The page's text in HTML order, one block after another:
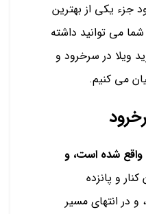
جزء یکی از بهترین
می توانید داشته
ویلا در سرخرود و
می کنیم.
واقع شده است، و
کنار و پانزده
، و در انتهای مسیر